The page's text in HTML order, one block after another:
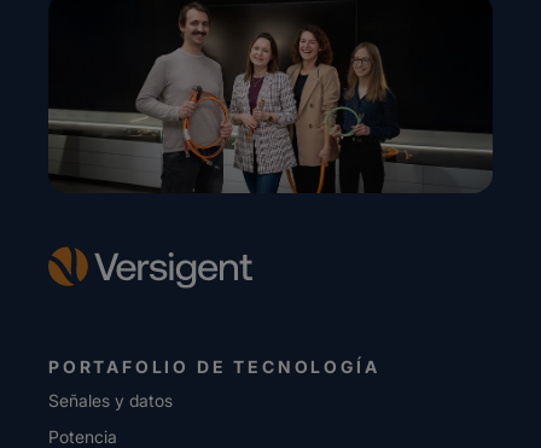
PORTAFOLIO DE TECNOLOGÍA
Señales y datos
Potencia